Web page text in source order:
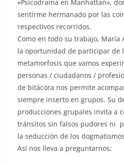
«Psicodrama en Manhattan»,
sentírme hermanado por las
respectivos recorridos.
Como en todo su trabajo, María
la oportunidad de participar de
metamorfosis que vamos
personas / ciudadanos /
de bitácora nos permite
siempre inserto en grupos. Su
producciones grupales invita a
tránsitos sin falsos pudores ni
la seducción de los
Así nos lleva a preguntarnos: